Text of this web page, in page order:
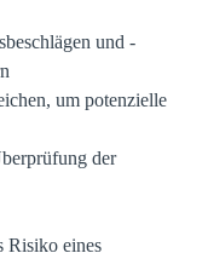
und -
um potenzielle
der
Risiko eines